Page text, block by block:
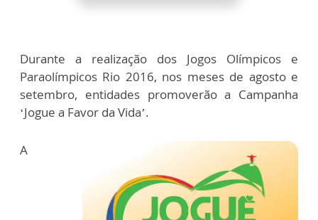
Durante a realização dos Jogos Olímpicos e
Paraolímpicos Rio 2016, nos meses de agosto e
setembro, entidades promoverão a Campanha
‘Jogue a Favor da Vida’.
A